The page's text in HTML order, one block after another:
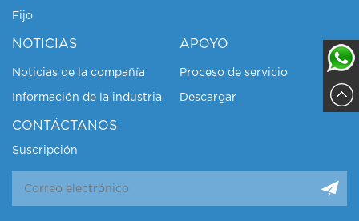
Fijo
NOTICIAS
Noticias de la compañía
Información de la industria
APOYO
Proceso de servicio
Descargar
CONTÁCTANOS
Suscripción
Sajja